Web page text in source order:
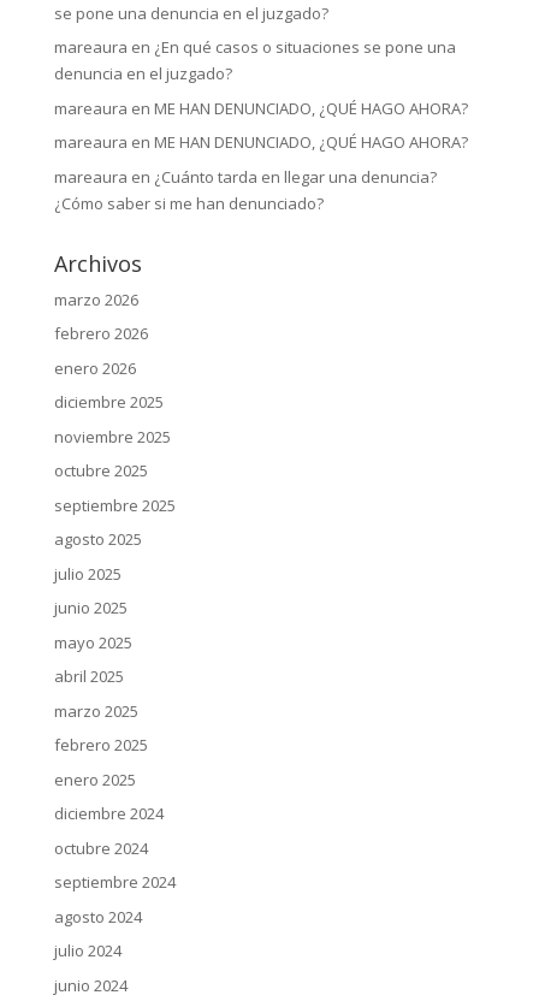
se pone una denuncia en el juzgado?
mareaura en ¿En qué casos o situaciones se pone una
denuncia en el juzgado?
mareaura en ME HAN DENUNCIADO, ¿QUÉ HAGO AHORA?
mareaura en ME HAN DENUNCIADO, ¿QUÉ HAGO AHORA?
mareaura en ¿Cuánto tarda en llegar una denuncia?
¿Cómo saber si me han denunciado?
Archivos
marzo 2026
febrero 2026
enero 2026
diciembre 2025
noviembre 2025
octubre 2025
septiembre 2025
agosto 2025
julio 2025
junio 2025
mayo 2025
abril 2025
marzo 2025
febrero 2025
enero 2025
diciembre 2024
octubre 2024
septiembre 2024
agosto 2024
julio 2024
junio 2024